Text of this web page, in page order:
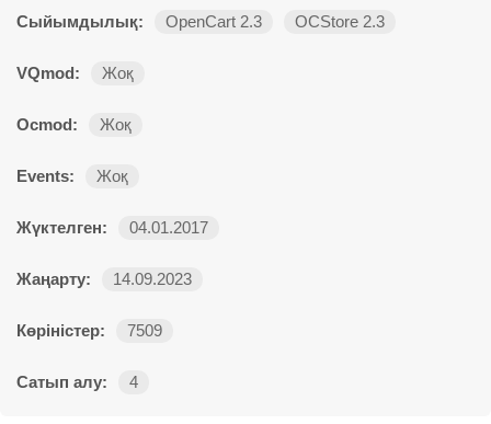
Сыйымдылық: OpenCart 2.3 OCStore 2.3
VQmod: Жоқ
Ocmod: Жоқ
Events: Жоқ
Жүктелген: 04.01.2017
Жаңарту: 14.09.2023
Көріністер: 7509
Сатып алу: 4